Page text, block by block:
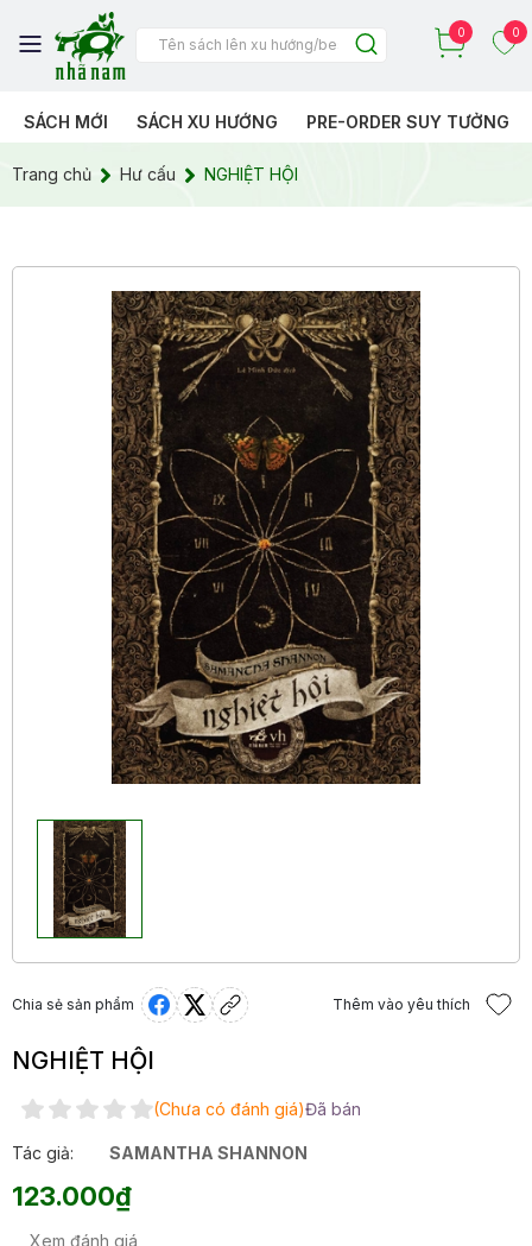
0 0
SÁCH MỚI SÁCH XU HƯỚNG PRE-ORDER SUY TƯỞNG
Trang chủ Hư cấu NGHIỆT HỘI
Chia sẻ sản phẩm Thêm vào yêu thích
NGHIỆT HỘI
(Chưa có đánh giá)Đã bán
Tác giả: SAMANTHA SHANNON
123.000₫
Xem đánh giá